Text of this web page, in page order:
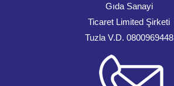
Gıda Sanayi
Ticaret Limited Şirketi
Tuzla V.D. 0800969448